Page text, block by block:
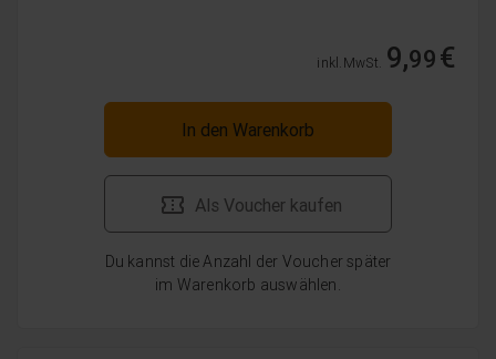
inkl. MwSt. 9,99€
In den Warenkorb
Als Voucher kaufen
Du kannst die Anzahl der Voucher später
im Warenkorb auswählen.